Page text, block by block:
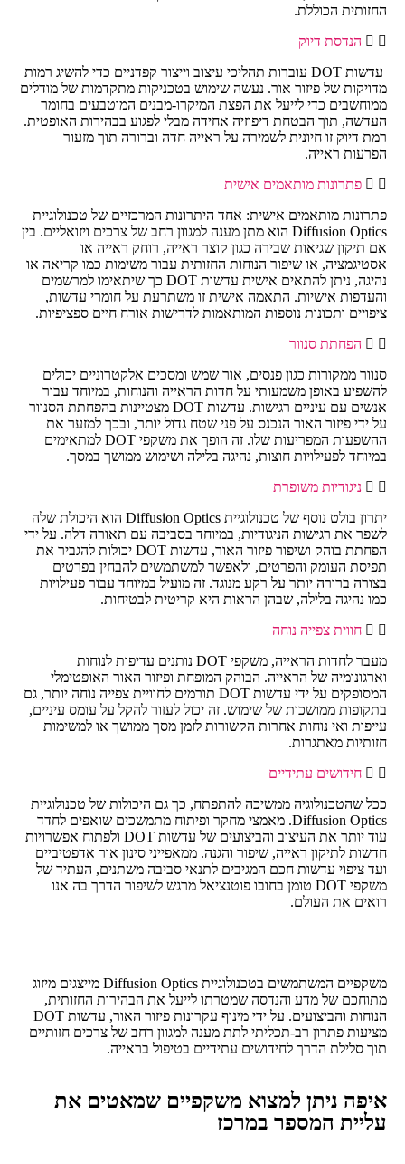
החזותית הכוללת.
הנדסת דיוק
עדשות DOT עוברות תהליכי עיצוב וייצור קפדניים כדי להשיג רמות
מדויקות של פיזור אור. נעשה שימוש בטכניקות מתקדמות של מודלים
ממוחשבים כדי לייעל את הפצת המיקרו-מבנים המוטבעים בחומר
העדשה, תוך הבטחת דיפוזיה אחידה מבלי לפגוע בבהירות האופטית.
רמת דיוק זו חיונית לשמירה על ראייה חדה וברורה תוך מזעור
הפרעות ראייה.
פתרונות מותאמים אישית
פתרונות מותאמים אישית: אחד היתרונות המרכזיים של טכנולוגיית
Diffusion Optics הוא מתן מענה למגוון רחב של צרכים ויזואליים. בין
אם תיקון שגיאות שבירה כגון קוצר ראייה, רוחק ראייה או
אסטיגמציה, או שיפור הנוחות החזותית עבור משימות כמו קריאה או
נהיגה, ניתן להתאים אישית עדשות DOT כך שיתאימו למרשמים
והעדפות אישיות. התאמה אישית זו משתרעת על חומרי עדשות,
ציפויים ותכונות נוספות המותאמות לדרישות אורח חיים ספציפיות.
הפחתת סנוור
סנוור ממקורות כגון פנסים, אור שמש ומסכים אלקטרוניים יכולים
להשפיע באופן משמעותי על חדות הראייה והנוחות, במיוחד עבור
אנשים עם עיניים רגישות. עדשות DOT מצטיינות בהפחתת הסנוור
על ידי פיזור האור הנכנס על פני שטח גדול יותר, ובכך למזער את
ההשפעות המפריעות שלו. זה הופך את משקפי DOT למתאימים
במיוחד לפעילויות חוצות, נהיגה בלילה ושימוש ממושך במסך.
ניגודיות משופרת
יתרון בולט נוסף של טכנולוגיית Diffusion Optics הוא היכולת שלה
לשפר את רגישות הניגודיות, במיוחד בסביבה עם תאורה דלה. על ידי
הפחתת בוהק ושיפור פיזור האור, עדשות DOT יכולות להגביר את
תפיסת העומק והפרטים, ולאפשר למשתמשים להבחין בפרטים
בצורה ברורה יותר על רקע מנוגד. זה מועיל במיוחד עבור פעילויות
כמו נהיגה בלילה, שבהן הראות היא קריטית לבטיחות.
חווית צפייה נוחה
מעבר לחדות הראייה, משקפי DOT נותנים עדיפות לנוחות
וארגונומיה של הראייה. הבוהק המופחת ופיזור האור האופטימלי
המסופקים על ידי עדשות DOT תורמים לחוויית צפייה נוחה יותר, גם
בתקופות ממושכות של שימוש. זה יכול לעזור להקל על עומס עיניים,
עייפות ואי נוחות אחרות הקשורות לזמן מסך ממושך או למשימות
חזותיות מאתגרות.
חידושים עתידיים
ככל שהטכנולוגיה ממשיכה להתפתח, כך גם היכולות של טכנולוגיית
Diffusion Optics. מאמצי מחקר ופיתוח מתמשכים שואפים לחדד
עוד יותר את העיצוב והביצועים של עדשות DOT ולפתוח אפשרויות
חדשות לתיקון ראייה, שיפור והגנה. ממאפייני סינון אור אדפטיביים
ועד ציפוי עדשות חכם המגיבים לתנאי סביבה משתנים, העתיד של
משקפי DOT טומן בחובו פוטנציאל מרגש לשיפור הדרך בה אנו
רואים את העולם.
משקפיים המשתמשים בטכנולוגיית Diffusion Optics מייצגים מיזוג
מתוחכם של מדע והנדסה שמטרתו לייעל את הבהירות החזותית,
הנוחות והביצועים. על ידי מינוף עקרונות פיזור האור, עדשות DOT
מציעות פתרון רב-תכליתי לתת מענה למגוון רחב של צרכים חזותיים
תוך סלילת הדרך לחידושים עתידיים בטיפול בראייה.
איפה ניתן למצוא משקפיים שמאטים את
עליית המספר במרכז